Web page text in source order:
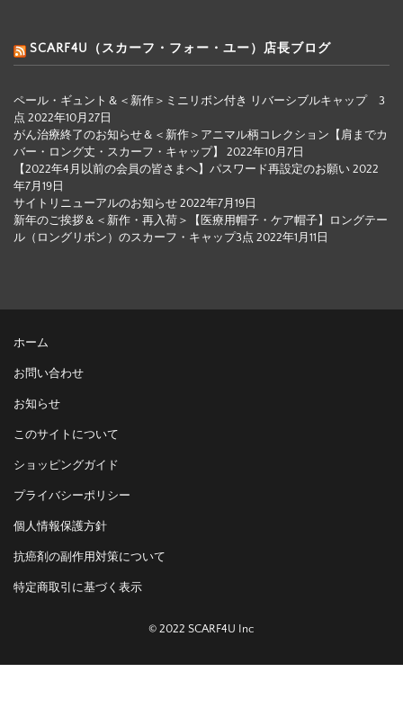
SCARF4U（スカーフ・フォー・ユー）店長ブログ
ペール・ギュント＆＜新作＞ミニリボン付き リバーシブルキャップ 3
点 2022年10月27日
がん治療終了のお知らせ＆＜新作＞アニマル柄コレクション【肩までカ
バー・ロング丈・スカーフ・キャップ】
2022年10月7日
【2022年4月以前の会員の皆さまへ】パスワード再設定のお願い 2022
年7月19日
サイトリニューアルのお知らせ 2022年7月19日
新年のご挨拶＆＜新作・再入荷＞【医療用帽子・ケア帽子】ロングテー
ル（ロングリボン）のスカーフ・キャップ3点 2022年1月11日
ホーム
お問い合わせ
お知らせ
このサイトについて
ショッピングガイド
プライバシーポリシー
個人情報保護方針
抗癌剤の副作用対策について
特定商取引に基づく表示
© 2022 SCARF4U Inc